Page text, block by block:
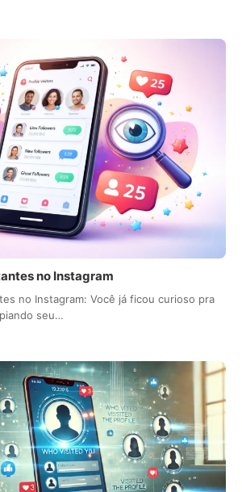
no Instagram
no Instagram: Você já ficou curioso pra
seu…